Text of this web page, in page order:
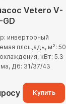
Vetero V-
GD
инверторный
площадь, м²: 50
кВт: 5.3
Дб: 31/37/43
Купить